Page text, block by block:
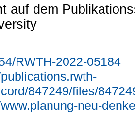
auf dem
RWTH-2022-05184
847249/files/
neu-